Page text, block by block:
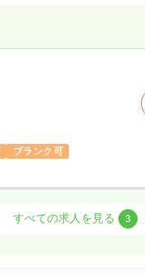
ブランク可
すべての求人を見る 3